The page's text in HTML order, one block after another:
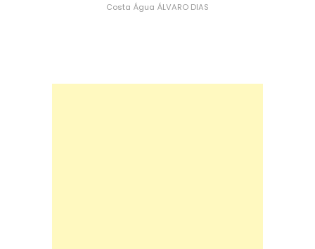
Costa Água ÁLVARO DIAS